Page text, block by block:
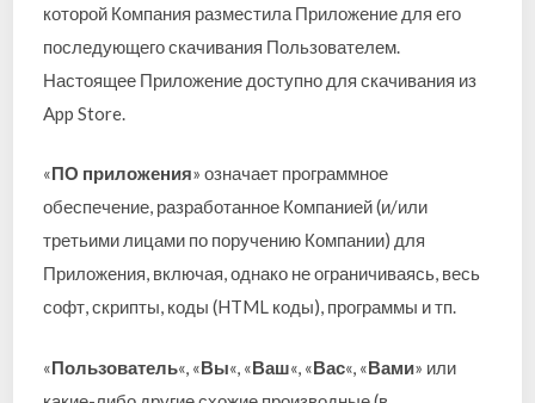
которой Компания разместила Приложение для его
последующего скачивания Пользователем.
Настоящее Приложение доступно для скачивания из
App Store.
«ПО приложения» означает программное
обеспечение, разработанное Компанией (и/или
третьими лицами по поручению Компании) для
Приложения, включая, однако не ограничиваясь, весь
софт, скрипты, коды (HTML коды), программы и тп.
«Пользователь«, «Вы«, «Ваш«, «Вас«, «Вами» или